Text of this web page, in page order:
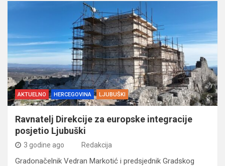
AKTUELNO HERCEGOVINA LJUBUŠKI
Ravnatelj Direkcije za europske integracije
posjetio Ljubuški
3 godine ago Redakcija
Gradonačelnik Vedran Markotić i predsjednik Gradskog